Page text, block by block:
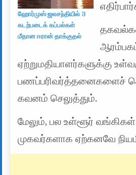
ஹோர்முஸ் ஜலசந்தியில் 3
கடற்படைக் கப்பல்கள்
மீதான ஈரான் தாக்குதல்
ஏற்றுமதியாளர்களுக்கு
பணப்பரிவர்த்தனைகளைச்
கவனம் செலுத்தும்.
மேலும், பல உள்ளூர்
முகவர்களாக ஏற்கனவே